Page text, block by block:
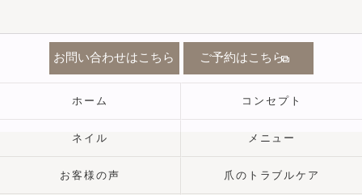
お問い合わせはこちら ご予約はこちら
ホーム コンセプト
ネイル メニュー
お客様の声 爪のトラブルケア